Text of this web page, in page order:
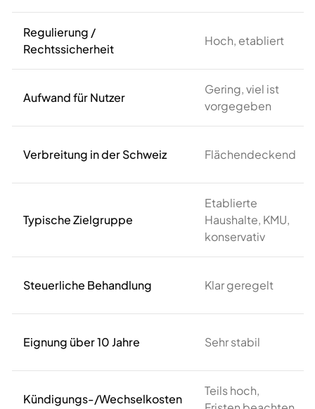
Regulierung /
Rechtssicherheit
Hoch, etabliert
Aufwand für Nutzer
Gering, viel ist
vorgegeben
Verbreitung in der Schweiz Flächendeckend
Typische Zielgruppe
Etablierte
Haushalte, KMU,
konservativ
Steuerliche Behandlung Klar geregelt
Eignung über 10 Jahre Sehr stabil
Kündigungs-/Wechselkosten
Teils hoch,